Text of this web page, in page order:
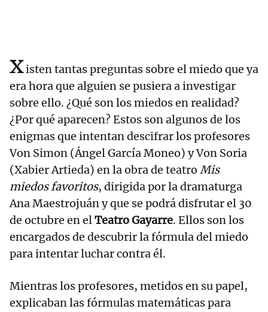
xisten tantas preguntas sobre el miedo que ya
era hora que alguien se pusiera a investigar
sobre ello. ¿Qué son los miedos en realidad?
¿Por qué aparecen? Estos son algunos de los
enigmas que intentan descifrar los profesores
Von Simon (Ángel García Moneo) y Von Soria
(Xabier Artieda) en la obra de teatro Mis
miedos favoritos, dirigida por la dramaturga
Ana Maestrojuán y que se podrá disfrutar el 30
de octubre en elTeatro Gayarre. Ellos son los
encargados de descubrir la fórmula del miedo
para intentar luchar contra él.
Mientras los profesores, metidos en su papel,
explicaban las fórmulas matemáticas para